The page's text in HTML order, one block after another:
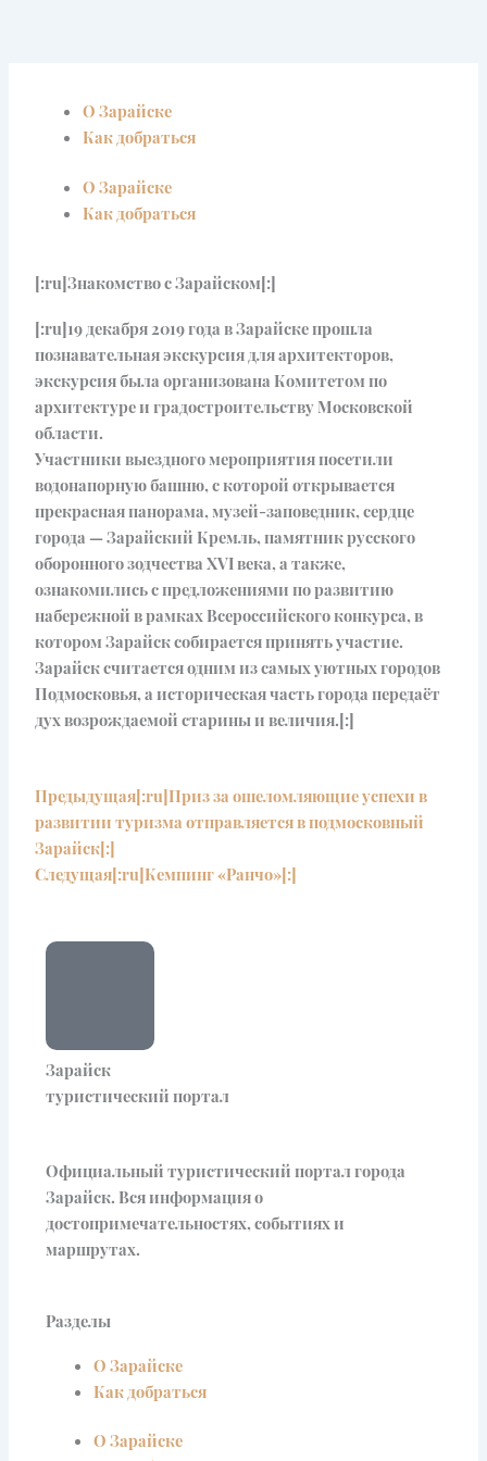
О Зарайске
Как добраться
О Зарайске
Как добраться
[:ru]Знакомство с Зарайском[:]
[:ru]19 декабря 2019 года в Зарайске прошла
познавательная экскурсия для архитекторов,
экскурсия была организована Комитетом по
архитектуре и градостроительству Московской
области. ⠀
Участники выездного мероприятия посетили
водонапорную башню, с которой открывается
прекрасная панорама, музей-заповедник, сердце
города — Зарайский Кремль, памятник русского
оборонного зодчества XVI века, а также,
ознакомились с предложениями по развитию
набережной в рамках Всероссийского конкурса, в
котором Зарайск собирается принять участие.
Зарайск считается одним из самых уютных городов
Подмосковья, а историческая часть города передаёт
дух возрождаемой старины и величия.[:]
Prev
Предыдущая[:ru]Приз за ошеломляющие успехи в
развитии туризма отправляется в подмосковный
Зарайск[:]
Следущая[:ru]Кемпинг «Ранчо»[:]
Next
Зарайск
туристический портал
Официальный туристический портал города
Зарайск. Вся информация о
достопримечательностях, событиях и
маршрутах.
Разделы
О Зарайске
Как добраться
О Зарайске